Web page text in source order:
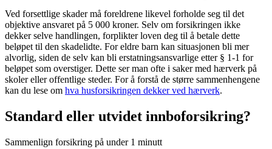
Ved forsettlige skader må foreldrene likevel forholde seg til det
objektive ansvaret på 5 000 kroner. Selv om forsikringen ikke
dekker selve handlingen, forplikter loven deg til å betale dette
beløpet til den skadelidte. For eldre barn kan situasjonen bli mer
alvorlig, siden de selv kan bli erstatningsansvarlige etter § 1-1 for
beløpet som overstiger. Dette ser man ofte i saker med hærverk på
skoler eller offentlige steder. For å forstå de større sammenhengene
kan du lese om hva husforsikringen dekker ved hærverk.
Standard eller utvidet innboforsikring?
Sammenlign forsikring på under 1 minutt